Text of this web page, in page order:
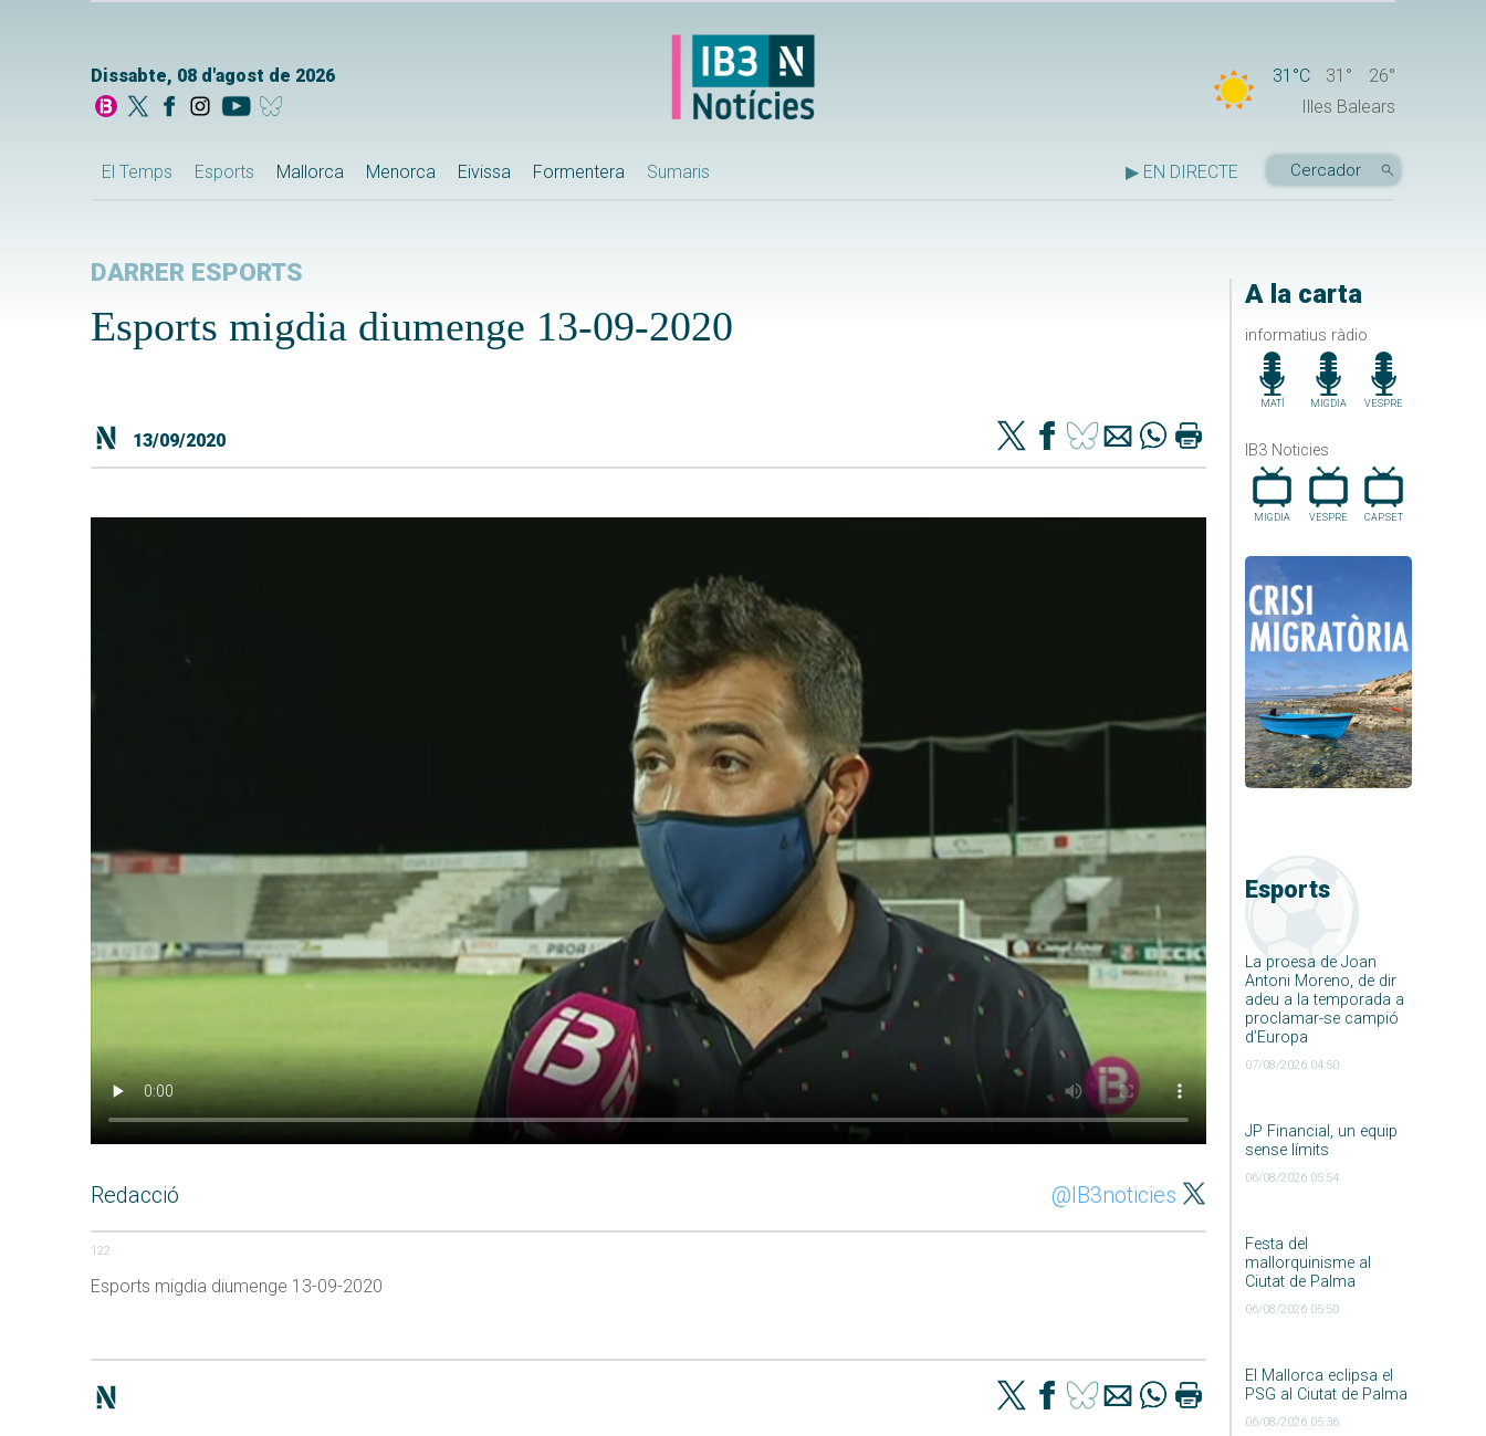
Dissabte, 08 d'agost de 2026 31°C 31°
26°
Illes Balears
El Temps Esports Mallorca Menorca Eivissa Formentera Sumaris ▶ EN DIRECTE
A la carta
informatius ràdio
MATÍ MIGDIA VESPRE
IB3 Noticies
MIGDIA VESPRE CAP.SET
Esports
La proesa de Joan
Antoni Moreno, de dir
adeu a la temporada a
proclamar-se campió
d’Europa
07/08/2026 04:50
JP Financial, un equip
sense límits
06/08/2026 05:54
Festa del
mallorquinisme al
Ciutat de Palma
06/08/2026 05:50
El Mallorca eclipsa el
PSG al Ciutat de Palma
06/08/2026 05:36
DARRER ESPORTS
Esports migdia diumenge 13-09-2020
13/09/2020
Redacció @IB3noticies
122
Esports migdia diumenge 13-09-2020